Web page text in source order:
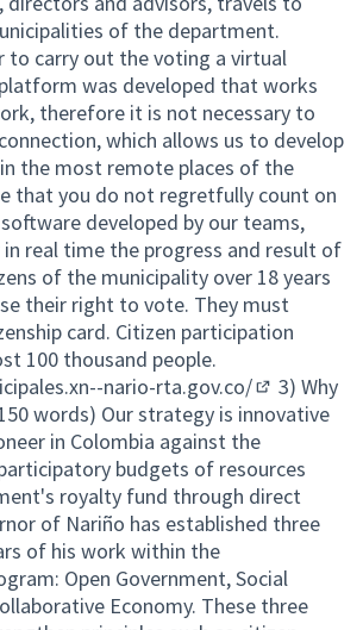
of the department.
to carry out the voting a virtual
was developed that works
therefore it is not necessary to
which allows us to develop
the most remote places of the
that you do not regretfully count on
developed by our teams,
real time the progress and result of
of the municipality over 18 years
their right to vote. They must
card. Citizen participation
100 thousand people.
nario-rta.gov.co/
(External
3) Why
words) Our strategy is innovative
in Colombia against the
budgets of resources
royalty fund through direct
of Nariño has established three
of his work within the
Open Government, Social
Economy. These three